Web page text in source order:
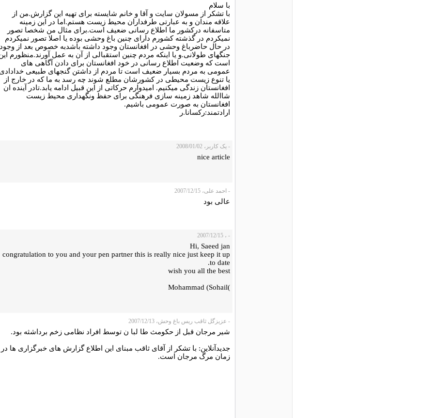
با سلام
با تشکر از مسولان سایت و آقا و خانم شایسته برای تهیه این گزارش.من از
علاقه مندان و به عبارتی طرفداران محیط زیست هستم.اما در این زمینه
متاسفانه درکشور ما اطلاع رسانی ضعیف است.برای مثال من شخصا تصور
نمیکردم در گذشته کشورم دارای چنین باغ وحشی بوده یا اصلا تصور نمیکردم
در حال حاضرباغ وحشی در افغانستان وجود داشته باشدبه خصوص بعد از وجود
جنگهای طولانی.و یا اینکه مردم چنین استقبالی از آن به عمل آورند.منظورم
است که وضعیت اطلاع رسانی در خود افغانستان برای دادن آگاهی های
عمومی به مردم بسیار ضعیف است تا مردم از داشتن گنجهای طبیعی
یا تنوع زیست محیطی در کشورشان مطلع شوند چه رسد به ما که در خارج از
افغانستان زندگی میکنیم. امیدوارم حرکاتی از این قبیل ادامه یابد.تادر آینده ان
شاالله شاهد زمینه سازی فرهنگی برای حفظ ونگهداری محیط زیست
افغانستان به صورت عمومی باشیم.
ارادتمند:رکسانا.ر
- یک کاربر، 2008/01/02
nice article
- احمد علی، 2007/12/15
عالی بود
- ، 2007/12/15
Hi, Saeed jan
congratulation to you and your pen partner this is really nice just keep it up
to date.
wish you all the best
)Mohammad (Sohail
- عزیزگل ثاقب ریس باغ وحش، 2007/12/13
شیر مرجان قبل از حکومث طا لبا ن توسط افراد نظامی زخم برداشثه بود.
جديدآنلاين: با تشکر از آقاى ثاقب مبناى اين اطلاع گزارش هاى خبرگزارى ها در
زمان مرگ مرجان است.